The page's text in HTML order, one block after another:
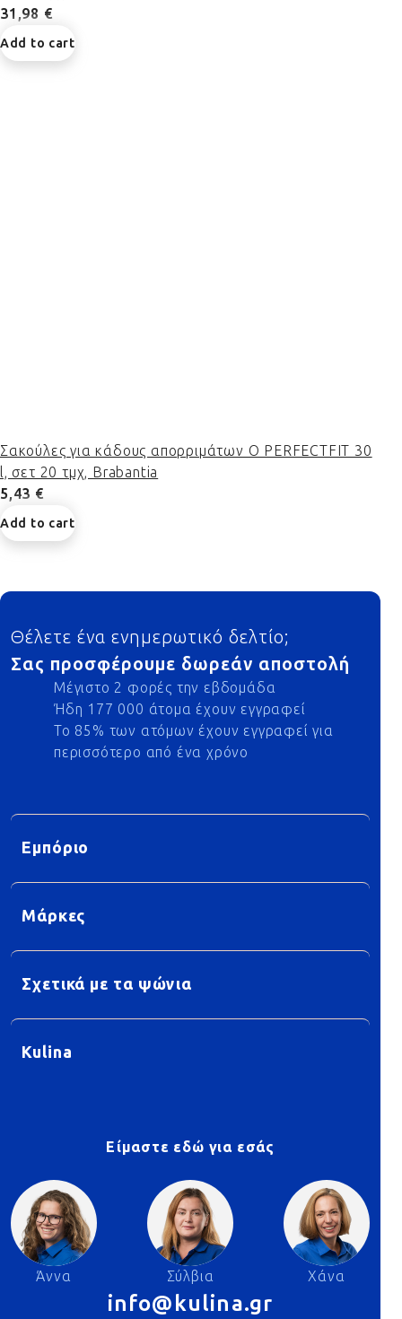
31,98 €
Add to cart
Σακούλες για κάδους απορριμάτων O PERFECTFIT 30
l, σετ 20 τμχ, Brabantia
5,43 €
Add to cart
Footer
Θέλετε ένα ενημερωτικό δελτίο;
Σας προσφέρουμε δωρεάν αποστολή
Μέγιστο 2 φορές την εβδομάδα
Ήδη 177 000 άτομα έχουν εγγραφεί
Το 85% των ατόμων έχουν εγγραφεί για
περισσότερο από ένα χρόνο
Εμπόριο
Μάρκες
Σχετικά με τα ψώνια
Kulina
Είμαστε εδώ για εσάς
Άννα Σύλβια Χάνα
info@kulina.gr